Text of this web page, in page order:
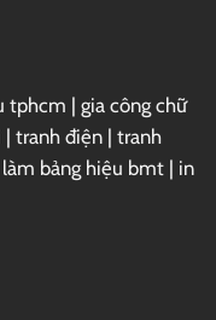
tphcm | gia công chữ
| tranh điện | tranh
làm bảng hiệu bmt | in